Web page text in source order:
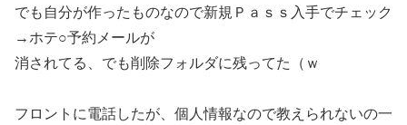
でも自分が作ったものなので新規Ｐａｓｓ入手でチェック
→ホテ○予約メールが
消されてる、でも削除フォルダに残ってた（ｗ
フロントに電話したが、個人情報なので教えられないの一